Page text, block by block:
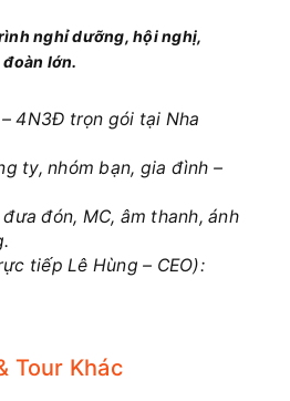
nghỉ dưỡng, hội nghị,
lớn.
4N3Đ trọn gói tại Nha
ty, nhóm bạn, gia đình –
đón, MC, âm thanh, ánh
tiếp Lê Hùng – CEO):
Tour Khác